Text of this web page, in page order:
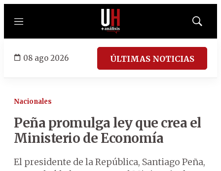
Menú
Mostrar
08 ago 2026 ÚLTIMAS NOTICIAS
Nacionales
Peña promulga ley que crea el
Ministerio de Economía
El presidente de la República, Santiago Peña,